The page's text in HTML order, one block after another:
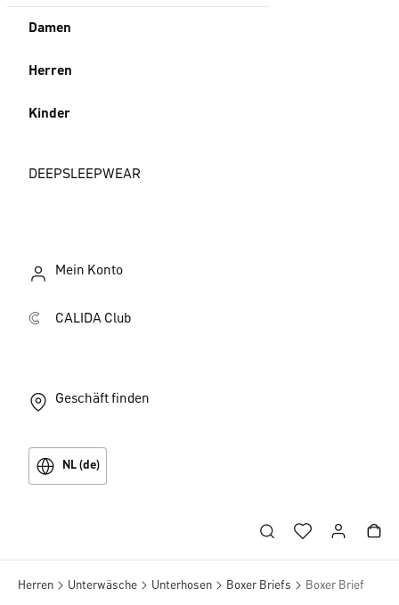
Damen
Herren
Kinder
DEEPSLEEPWEAR
Mein Konto
CALIDA Club
Geschäft finden
NL (de)
Herren Unterwäsche Unterhosen Boxer Briefs Boxer Brief